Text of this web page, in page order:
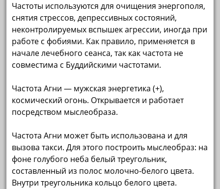
Частоты используются для очищения энергополя,
снятия стрессов, депрессивных состояний,
неконтролируемых вспышек агрессии, иногда при
работе с фобиями. Как правило, применяется в
начале лечебного сеанса, так как частота не
совместима с Буддийскими частотами.
Частота Агни — мужская энергетика (+),
космический огонь. Открывается и работает
посредством мыслеобраза.
Частота Агни может быть использована и для
вызова такси. Для этого построить мыслеобраз: на
фоне голубого неба белый треугольник,
составленный из полос молочно-белого цвета.
Внутри треугольника кольцо белого цвета.